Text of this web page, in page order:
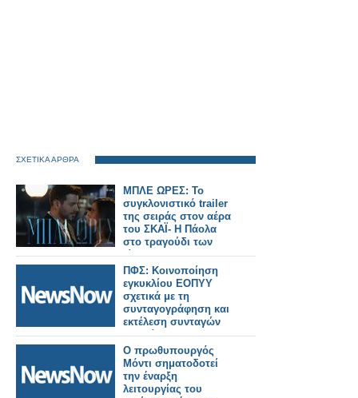
ΣΧΕΤΙΚΑ ΑΡΘΡΑ
ΜΠΛΕ ΩΡΕΣ: Το
συγκλονιστικό trailer
της σειράς στον αέρα
του ΣΚΑΪ- Η Πάολα
στο τραγούδι των
τίτλων
ΠΦΣ: Κοινοποίηση
εγκυκλίου ΕΟΠΥΥ
σχετικά με τη
συνταγογράφηση και
εκτέλεση συνταγών
φαρμάκων για την
εξυπηρέτηση των
διακινούμενων
πολιτών
Ο πρωθυπουργός
Μόντι σηματοδοτεί
την έναρξη
λειτουργίας του